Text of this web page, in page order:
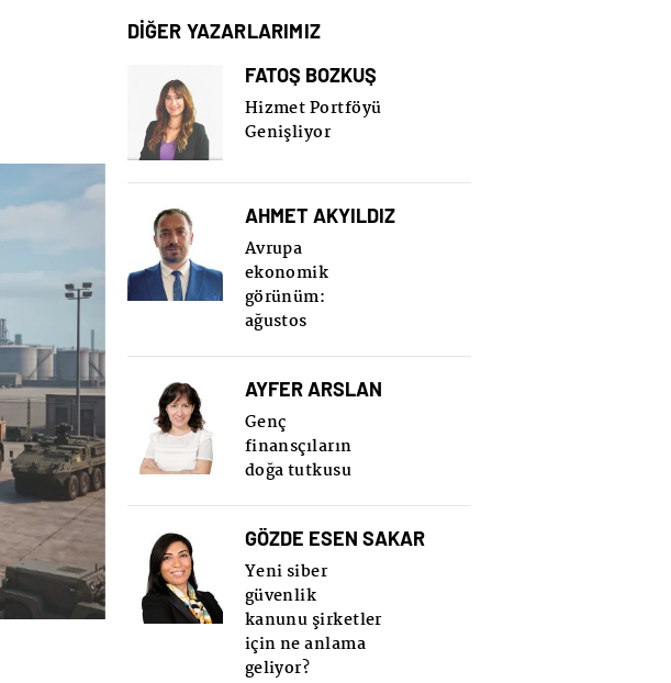
DİĞER YAZARLARIMIZ
FATOŞ BOZKUŞ
Hizmet Portföyü
Genişliyor
AHMET AKYILDIZ
Avrupa
ekonomik
görünüm:
ağustos
AYFER ARSLAN
Genç
finansçıların
doğa tutkusu
GÖZDE ESEN SAKAR
Yeni siber
güvenlik
kanunu şirketler
için ne anlama
geliyor?